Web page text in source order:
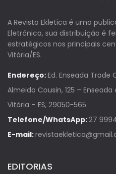
A Revista Ekletica é uma
Eletrônica, sua distribuição é
estratégicos nos principais
Vitória/ES.
Endereço:Ed. Enseada Trade
Almeida Cousin, 125 – Enseada
Vitória – ES, 29050-565
Telefone/WhatsApp:27
E-mail:
EDITORIAS